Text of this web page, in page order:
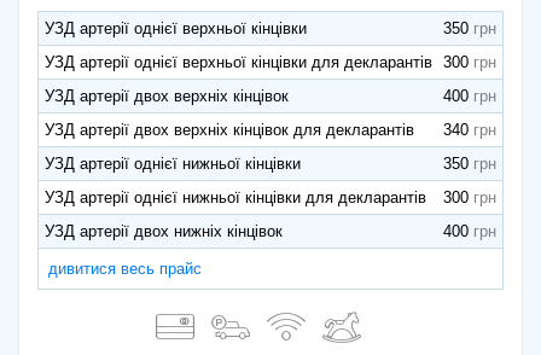
УЗД артерії однієї верхньої кінцівки
350
УЗД артерії однієї верхньої кінцівки для декларантів 300
УЗД артерії двох верхніх кінцівок
400
УЗД артерії двох верхніх кінцівок для декларантів
340
УЗД артерії однієї нижньої кінцівки
350
УЗД артерії однієї нижньої кінцівки для декларантів
300
УЗД артерії двох нижніх кінцівок
400
дивитися весь прайс